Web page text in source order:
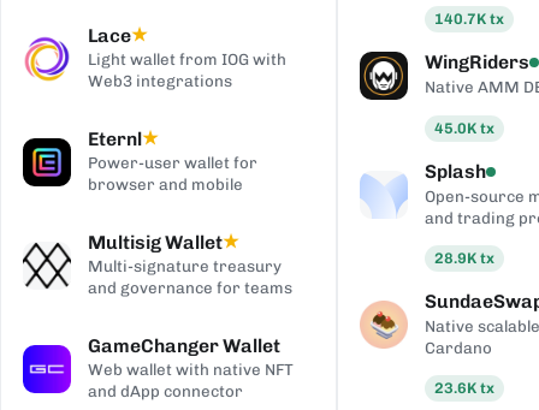
Lace★
Light wallet from IOG with
Web3 integrations
Eternl★
Power-user wallet for
browser and mobile
Multisig Wallet★
Multi-signature treasury
and governance for teams
GameChanger Wallet
Web wallet with native NFT
and dApp connector
140.7K tx
WingRiders
Native AMM
45.0K tx
Splash
Open-source
and trading
28.9K tx
Native
Cardano
23.6K tx